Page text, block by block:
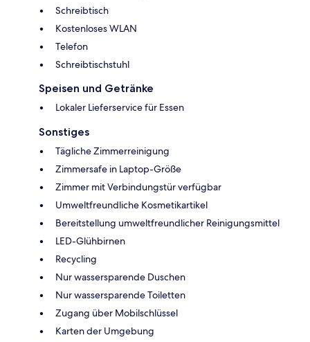
Schreibtisch
Kostenloses WLAN
Telefon
Schreibtischstuhl
Speisen und Getränke
Lokaler Lieferservice für Essen
Sonstiges
Tägliche Zimmerreinigung
Zimmersafe in Laptop-Größe
Zimmer mit Verbindungstür verfügbar
Umweltfreundliche Kosmetikartikel
Bereitstellung umweltfreundlicher Reinigungsmittel
LED-Glühbirnen
Recycling
Nur wassersparende Duschen
Nur wassersparende Toiletten
Zugang über Mobilschlüssel
Karten der Umgebung